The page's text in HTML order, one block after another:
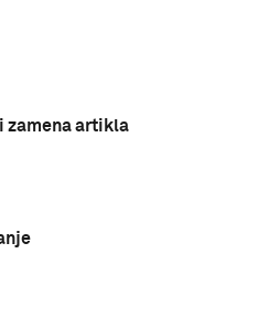
zamena artikla